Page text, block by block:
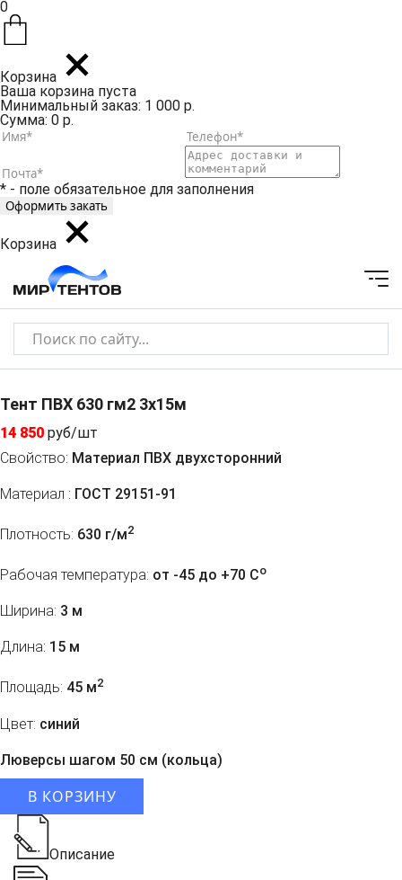
0
Корзина
Ваша корзина пуста
Минимальный заказ: 1 000 р.
Сумма: 0 р.
* - поле обязательное для заполнения
Корзина
Тент ПВХ 630 гм2 3x15м
14 850 руб/шт
Свойство: Материал ПВХ двухсторонний
Материал : ГОСТ 29151-91
Плотность: 630 г/м2
Рабочая температура: от -45 до +70 Co
Ширина: 3 м
Длина: 15 м
Площадь: 45 м2
Цвет: синий
Люверсы шагом 50 см (кольца)
В КОРЗИНУ
Описание